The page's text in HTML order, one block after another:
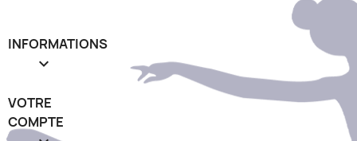
INFORMATIONS

VOTRE
COMPTE